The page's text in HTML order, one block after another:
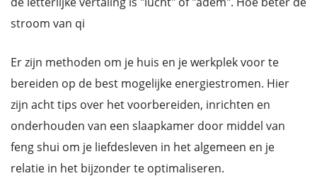
stroom van qi
Er zijn methoden om je huis en je werkplek voor te
bereiden op de best mogelijke energiestromen. Hier
zijn acht tips over het voorbereiden, inrichten en
onderhouden van een slaapkamer door middel van
feng shui om je liefdesleven in het algemeen en je
relatie in het bijzonder te optimaliseren.